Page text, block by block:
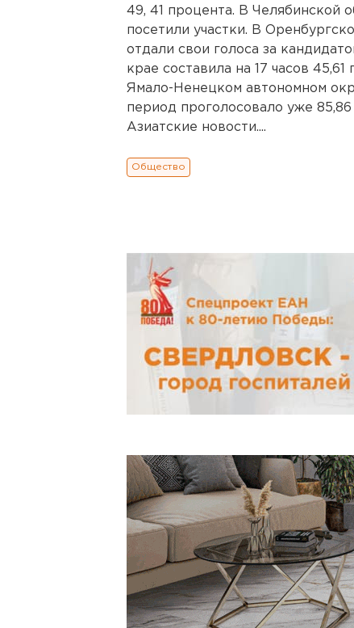
49, 41 процента. В Челябинской
посетили участки. В
отдали свои голоса за
крае составила на 17 часов
Ямало-Ненецком автономном
период проголосовало уже
Азиатские новости....
Общество